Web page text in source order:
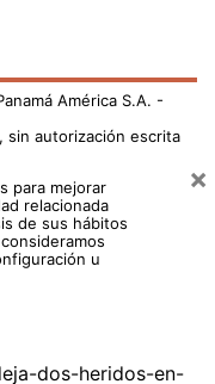
América S.A. -
sin autorización escrita
para mejorar
relacionada
de sus hábitos
u
×
dos-heridos-en-